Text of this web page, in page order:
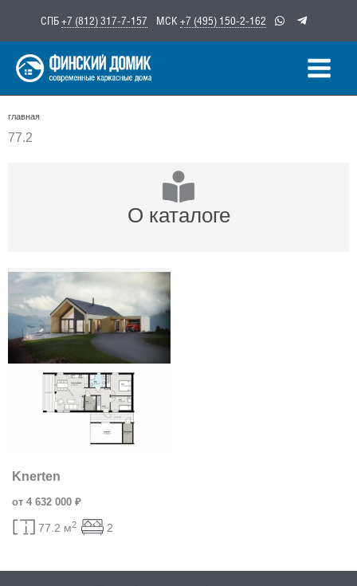
содержимому
СПБ+7 (812) 317-7-157 МСК +7 (495) 150-2-162
главная
77.2
О каталоге
Knerten
от 4 632 000 ₽
77.2 м2 2